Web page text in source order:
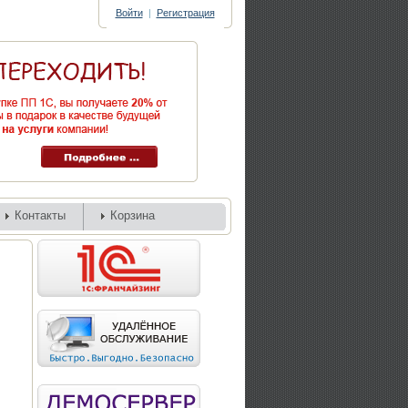
Войти | Регистрация
Контакты Корзина